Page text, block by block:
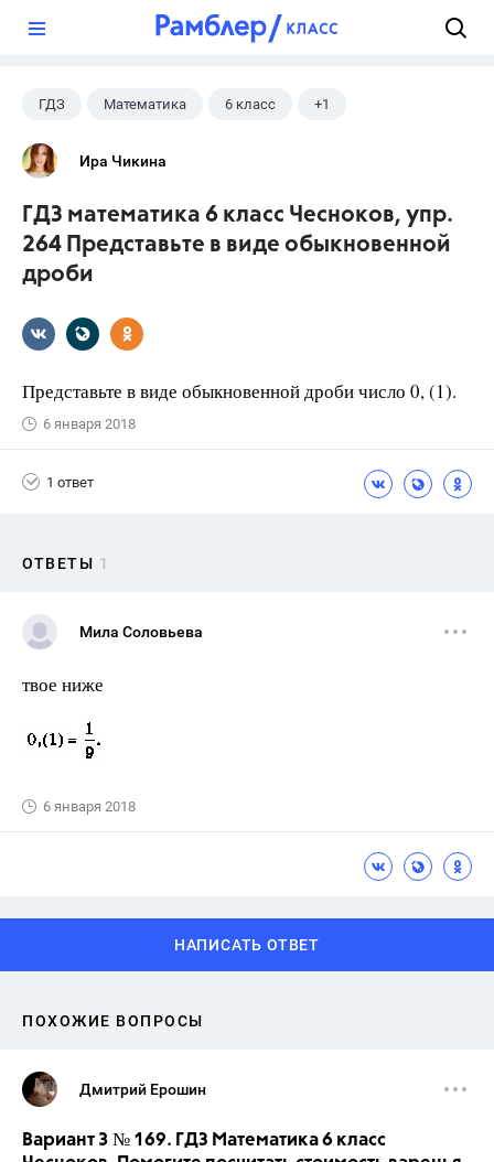
ГДЗ Математика 6 класс +1
Чесноков А.С.
Ира Чикина
ГДЗ математика 6 класс Чесноков, упр.
264 Представьте в виде обыкновенной
дроби
Представьте в виде обыкновенной дроби число 0, (1).
6 января 2018
1 ответ
ОТВЕТЫ 1
Мила Соловьева
твое ниже
6 января 2018
НАПИСАТЬ ОТВЕТ
ПОХОЖИЕ ВОПРОСЫ
Дмитрий Ерошин
Вариант 3 № 169. ГДЗ Математика 6 класс